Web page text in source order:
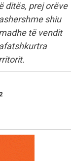
ditës, prej orëve
shiu
të vendit